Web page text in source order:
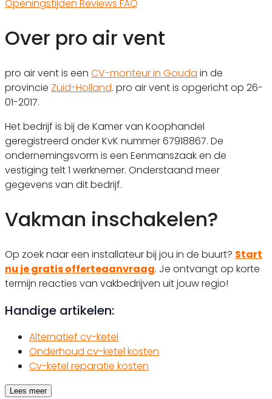
Openingstijden Reviews FAQ
Over pro air vent
pro air vent is een CV-monteur in Gouda in de
provincie Zuid-Holland. pro air vent is opgericht op 26-
01-2017.
Het bedrijf is bij de Kamer van Koophandel
geregistreerd onder KvK nummer 67918867. De
ondernemingsvorm is een Eenmanszaak en de
vestiging telt 1 werknemer. Onderstaand meer
gegevens van dit bedrijf.
Vakman inschakelen?
Op zoek naar een installateur bij jou in de buurt? Start
nu je gratis offerteaanvraag. Je ontvangt op korte
termijn reacties van vakbedrijven uit jouw regio!
Handige artikelen:
Alternatief cv-ketel
Onderhoud cv-ketel kosten
Cv-ketel reparatie kosten
Lees meer